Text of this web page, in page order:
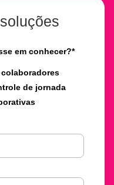
em conhecer?*
de jornada